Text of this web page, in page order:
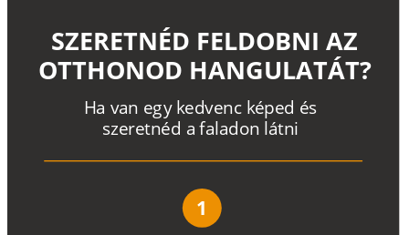
Ha van egy kedvenc képed és
szeretnéd a faladon látni
SZERETNÉD FELDOBNI AZ
OTTHONOD HANGULATÁT?
1